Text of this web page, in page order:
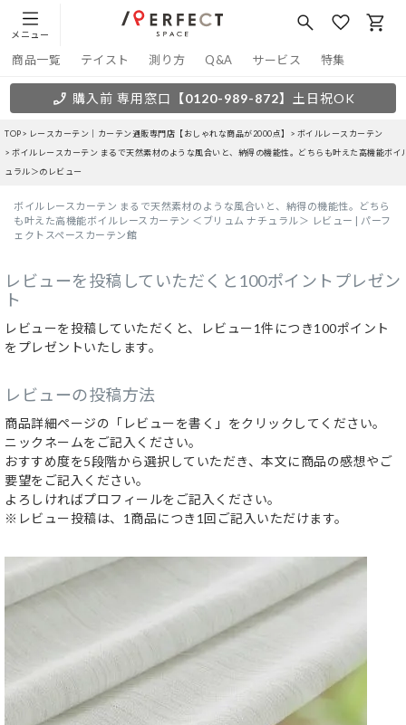
メニュー
商品一覧 テイスト 測り方 Q&A サービス 特集
購入前 専用窓口 【0120-989-872】 土日祝OK
TOP レースカーテン｜カーテン通販専門店【おしゃれな商品が2000点】
ボイルレースカーテン
ボイルレースカーテン まるで天然素材のような風合いと、納得の機能性。どちらも叶えた高機能ボイ
ュラル＞のレビュー
ボイルレースカーテン まるで天然素材のような風合いと、納得の機能性。どちら
も叶えた高機能ボイルレースカーテン ＜ブリュム ナチュラル＞ レビュー | パーフ
ェクトスペースカーテン館
レビューを投稿していただくと100ポイントプレゼン
ト
レビューを投稿していただくと、レビュー1件につき100ポイント
をプレゼントいたします。
レビューの投稿方法
商品詳細ページの「レビューを書く」をクリックしてください。
ニックネームをご記入ください。
おすすめ度を5段階から選択していただき、本文に商品の感想やご
要望をご記入ください。
よろしければプロフィールをご記入ください。
※レビュー投稿は、1商品につき1回ご記入いただけます。